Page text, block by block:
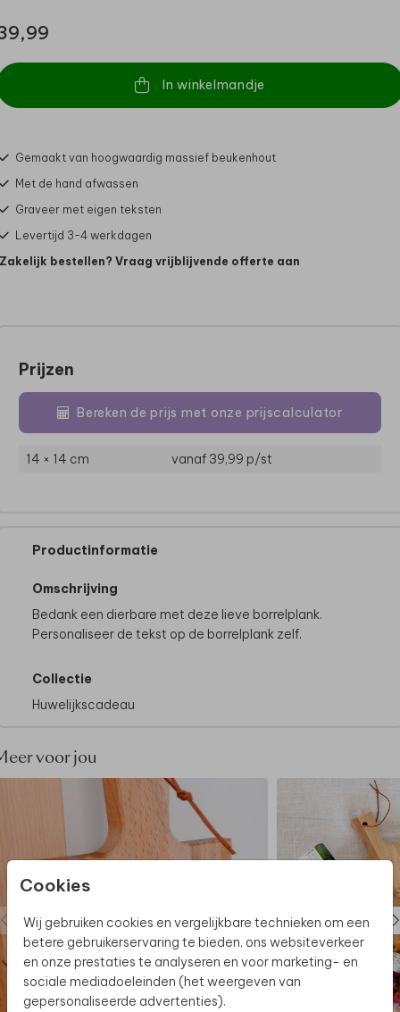
Cookies
Wij gebruiken cookies en vergelijkbare technieken om een
betere gebruikerservaring te bieden, ons websiteverkeer
en onze prestaties te analyseren en voor marketing- en
sociale mediadoeleinden (het weergeven van
gepersonaliseerde advertenties).
In winkelmandje
Gemaakt van hoogwaardig massief beukenhout
Met de hand afwassen
Graveer met eigen teksten
Levertijd 3-4 werkdagen
Zakelijk bestellen? Vraag vrijblijvende offerte aan
Prijzen
Bereken de prijs met onze prijscalculator
14 × 14 cm vanaf 39,99 p/st
Productinformatie
Omschrijving
Bedank een dierbare met deze lieve borrelplank.
Personaliseer de tekst op de borrelplank zelf.
Collectie
Huwelijkscadeau
voor jou